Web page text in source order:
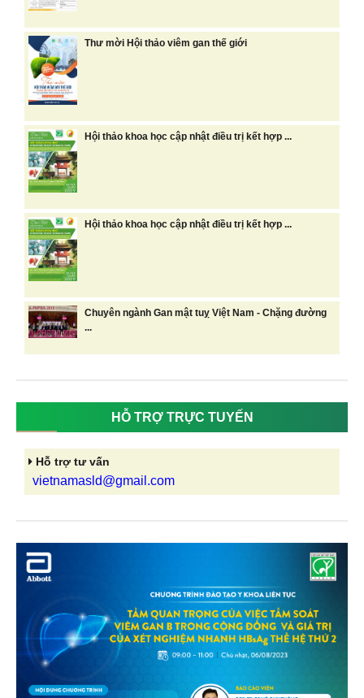
Thư mời Hội thảo viêm gan thế giới
Hội thảo khoa học cập nhật điều trị kết hợp ...
Hội thảo khoa học cập nhật điều trị kết hợp ...
Chuyên ngành Gan mật tuỵ Việt Nam - Chặng đường
...
HỖ TRỢ TRỰC TUYẾN
Hỗ trợ tư vấn
vietnamasld@gmail.com